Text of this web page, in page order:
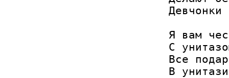
Девчонки
Я вам
С
Все
В